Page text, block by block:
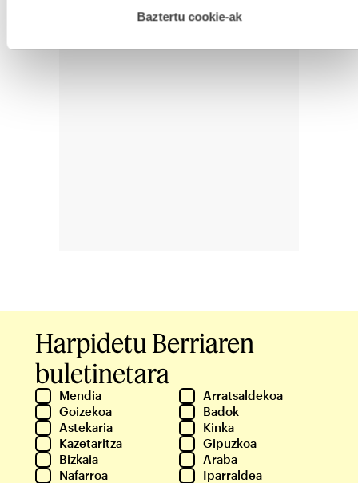
esplizitua ematen diguzu.Gehiago irakurri
Baztertu cookie-ak
Harpidetu Berriaren
buletinetara
Mendia
Arratsaldekoa
Goizekoa
Badok
Astekaria
Kinka
Kazetaritza
Gipuzkoa
Bizkaia
Araba
Nafarroa
Iparraldea